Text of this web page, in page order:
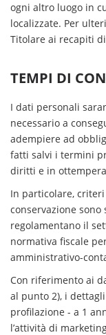
ogni altro luogo in
localizzate. Per
Titolare ai recapiti
TEMPI DI
I dati personali
necessario a
adempiere ad
fatti salvi i termini
diritti e in
In particolare,
conservazione
regolamentano il
normativa fiscale
amministrativo-
Con riferimento ai
al punto 2), i
profilazione - a 1
l’attività di